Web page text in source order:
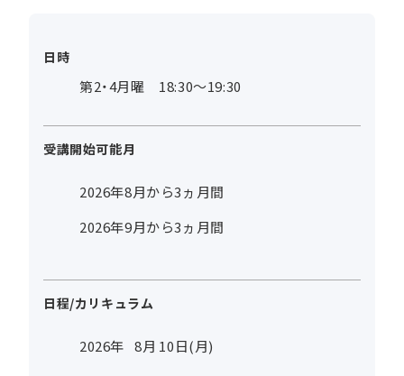
日時
第2・4月曜 18:30～19:30
受講開始可能月
2026年8月から3ヵ月間
2026年9月から3ヵ月間
日程/カリキュラム
2026年 8月 10日(月)